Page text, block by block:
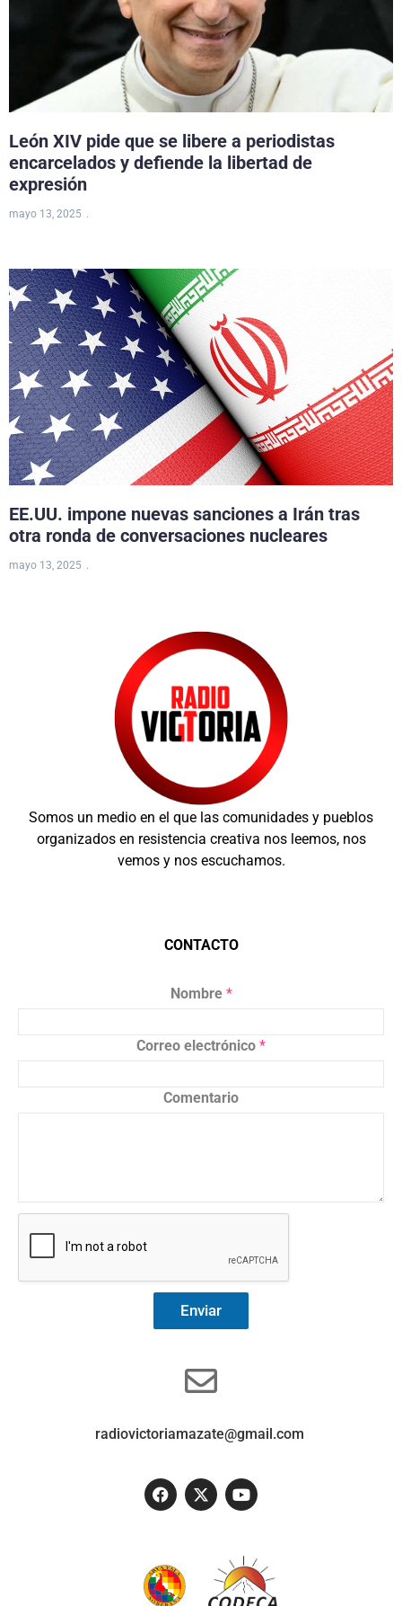
León XIV pide que se libere a periodistas
encarcelados y defiende la libertad de
expresión
mayo 13, 2025
EE.UU. impone nuevas sanciones a Irán tras
otra ronda de conversaciones nucleares
mayo 13, 2025
Somos un medio en el que las comunidades y pueblos
organizados en resistencia creativa nos leemos, nos
vemos y nos escuchamos.
CONTACTO
Nombre *
Correo electrónico *
Comentario
Enviar
radiovictoriamazate@gmail.com